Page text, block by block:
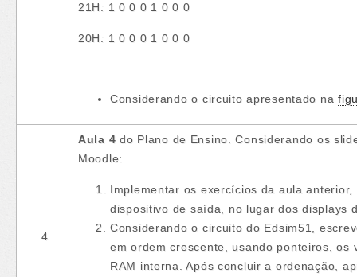
21H: 1 0 0 0 1 0 0 0
20H: 1 0 0 0 1 0 0 0
Considerando o circuito apresentado na
4
Aula 4 do Plano de Ensino. Considerando os
Moodle:
Implementar os exercícios da aula
dispositivo de saída, no lugar dos displays
Considerando o circuito do Edsim51,
em ordem crescente, usando ponteiros, os
RAM interna. Após concluir a ordenação,